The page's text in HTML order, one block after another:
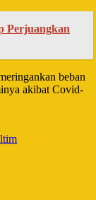
Perjuangkan
beban
akibat Covid-